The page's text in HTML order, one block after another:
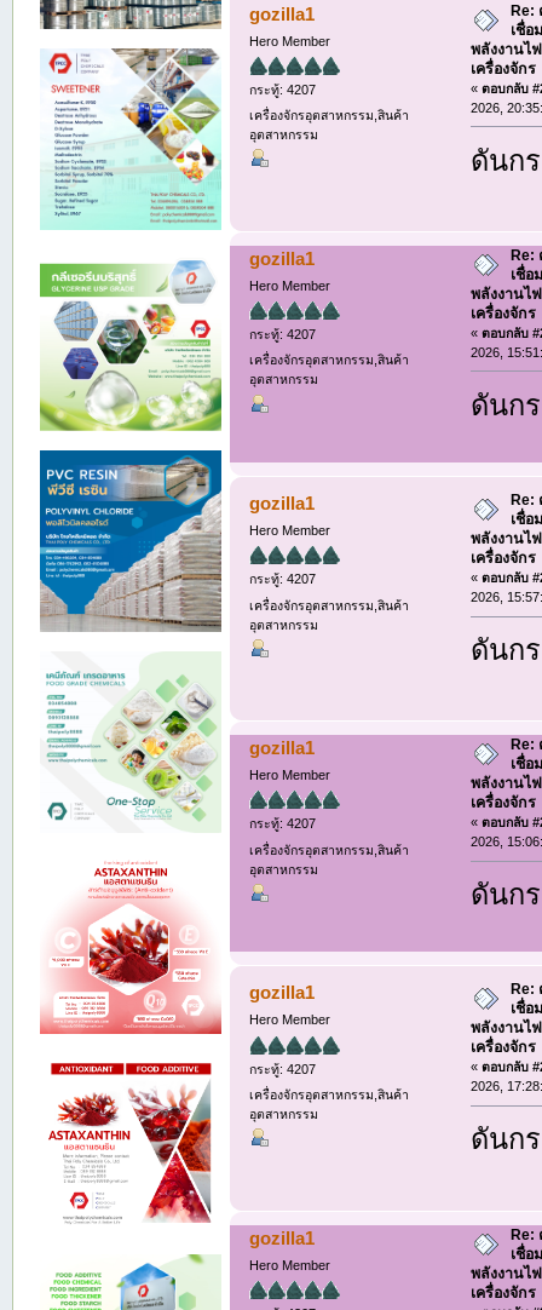
gozilla1
Hero Member
กระทู้: 4207
เครื่องจักรอุตสาหกรรม,สินค้า
อุตสาหกรรม
Re:
เชื่
พลังงานไ
เครื่องจักร
«ตอบกลับ
2026,
ดันก
gozilla1
Hero Member
กระทู้: 4207
เครื่องจักรอุตสาหกรรม,สินค้า
อุตสาหกรรม
Re:
เชื่
พลังงานไ
เครื่องจักร
«ตอบกลับ
2026,
ดันก
gozilla1
Hero Member
กระทู้: 4207
เครื่องจักรอุตสาหกรรม,สินค้า
อุตสาหกรรม
Re:
เชื่
พลังงานไ
เครื่องจักร
«ตอบกลับ
2026,
ดันก
gozilla1
Hero Member
กระทู้: 4207
เครื่องจักรอุตสาหกรรม,สินค้า
อุตสาหกรรม
Re:
เชื่
พลังงานไ
เครื่องจักร
«ตอบกลับ
2026,
ดันก
gozilla1
Hero Member
กระทู้: 4207
เครื่องจักรอุตสาหกรรม,สินค้า
อุตสาหกรรม
Re:
เชื่
พลังงานไ
เครื่องจักร
«ตอบกลับ
2026,
ดันก
gozilla1
Hero Member
Re:
เชื่
พลังงานไ
เครื่องจักร